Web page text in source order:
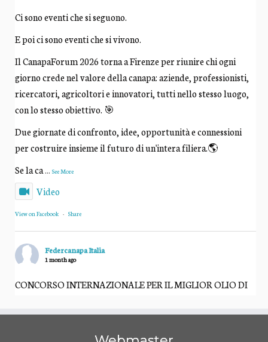
Ci sono eventi che si seguono.
E poi ci sono eventi che si vivono.
Il CanapaForum 2026 torna a Firenze per riunire chi ogni
giorno crede nel valore della canapa: aziende, professionisti,
ricercatori, agricoltori e innovatori, tutti nello stesso luogo,
con lo stesso obiettivo. 🎯
Due giornate di confronto, idee, opportunità e connessioni
per costruire insieme il futuro di un'intera filiera.🌎
Se la ca... See More
Video
View on Facebook · Share
Federcanapa Italia
1 month ago
CONCORSO INTERNAZIONALE PER IL MIGLIOR OLIO DI